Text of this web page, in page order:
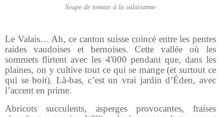
Soupe de tomate à la valaisanne
Le Valais… Ah, ce canton suisse coincé entre les pentes
raides vaudoises et bernoises. Cette vallée où les
sommets flirtent avec les 4'000 pendant que, dans les
plaines, on y cultive tout ce qui se mange (et surtout ce
qui se boit). Là-bas, c’est un vrai jardin d’Éden, avec
l’accent en prime.
Abricots succulents, asperges provocantes, fraises